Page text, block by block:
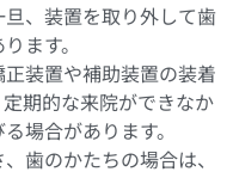
、装置を取り外して歯
ます。
装置や補助装置の装着
期的な来院ができなか
場合があります。
歯のかたちの場合は、